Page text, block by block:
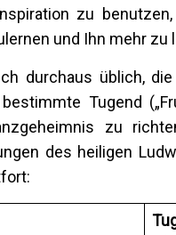
zu
und Ihn mehr zu
durchaus üblich,
Tugend
zu
des heiligen